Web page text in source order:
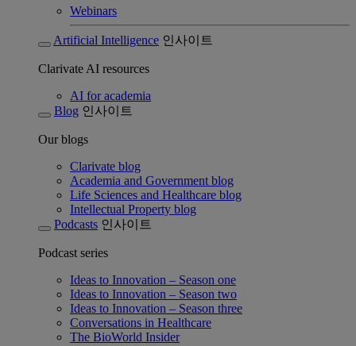
Webinars
Artificial Intelligence 인사이트
Clarivate AI resources
AI for academia
Blog 인사이트
Our blogs
Clarivate blog
Academia and Government blog
Life Sciences and Healthcare blog
Intellectual Property blog
Podcasts 인사이트
Podcast series
Ideas to Innovation – Season one
Ideas to Innovation – Season two
Ideas to Innovation – Season three
Conversations in Healthcare
The BioWorld Insider